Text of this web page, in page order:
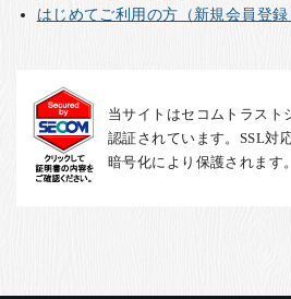
English
はじめてご利用の方（新規会員登録
当サイトはセコムトラスト
認証されています。SSL対
暗号化により保護されます。